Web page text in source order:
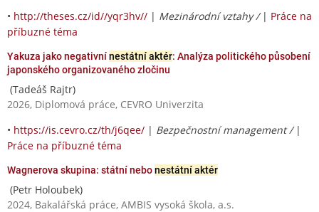
• http://theses.cz/id//yqr3hv// | Mezinárodní vztahy / | Práce na
příbuzné téma
Yakuza jako negativnínestátní aktér: Analýza politického působení
japonského organizovaného zločinu
(Tadeáš Rajtr)
2026, Diplomová práce, CEVRO Univerzita
• https://is.cevro.cz/th/j6qee/ | Bezpečnostní management / |
Práce na příbuzné téma
Wagnerova skupina: státní nebonestátní aktér
(Petr Holoubek)
2024, Bakalářská práce, AMBIS vysoká škola, a.s.